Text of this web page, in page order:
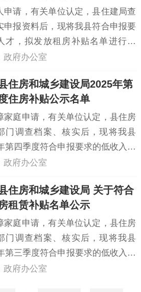
申请，有关单位认定，县住建局查
申报资料后，现将我县符合申报要
才，拟发放租房补贴名单进行公
单详见附件：宁晋县住房和城乡建
政府办公室
住房和城乡建设局2025年第
住房补贴公示名单
家庭申请，有关单位认定，县住房
门调查档案、核实后，现将我县
第四季度符合申报要求的低收入住
家庭，拟发放住房租赁补贴名单进
设局2025年第四季度住房补贴公示
政府办公室
住房和城乡建设局 关于符合
租赁补贴名单公示
家庭申请，有关单位认定，县住房
门调查档案、核实后，现将我县
第三季度符合申报要求的低收入住
家庭，拟发放住房租赁补贴名单进
政府办公室